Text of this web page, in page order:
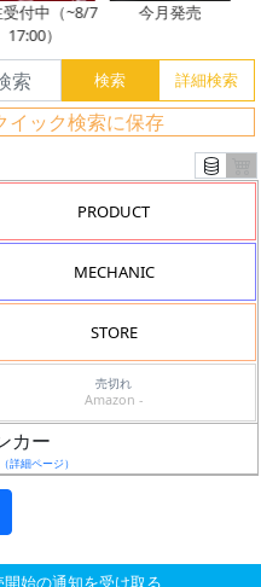
付中（~8/7
17:00）
今月発売
イック検索に保存
PRODUCT
MECHANIC
STORE
売切れ
Amazon -
カー
（詳細ページ）
始の通知を受け取る